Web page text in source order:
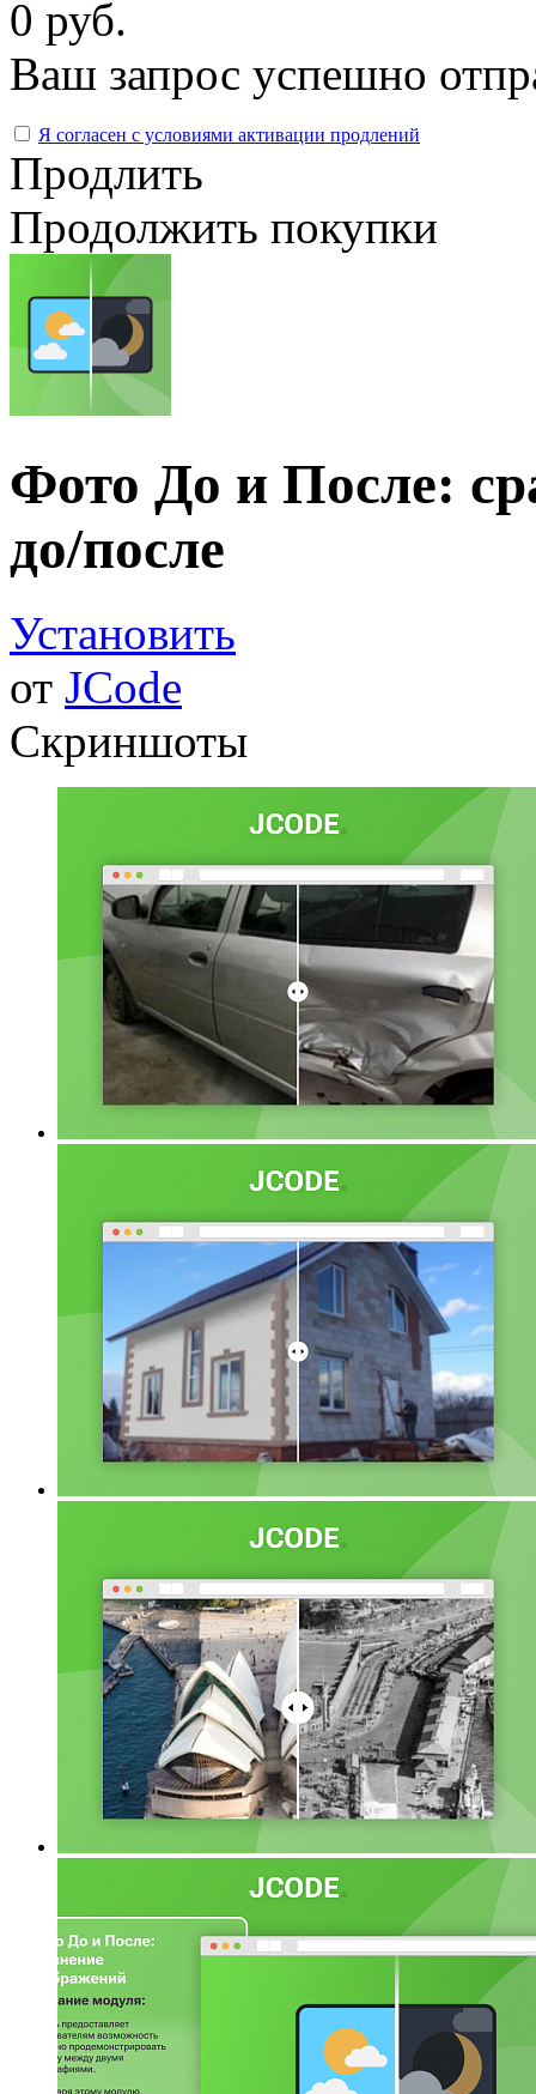
0 руб.
Ваш запрос успешно
Я согласен с условиями активации продлений
Продлить
Продолжить покупки
Фото До и После:
до/после
Установить
от JCode
Скриншоты